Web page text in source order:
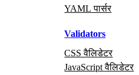
YAML पार्सर
Validators
CSS वैलिडेटर
JavaScript वैलिडेटर